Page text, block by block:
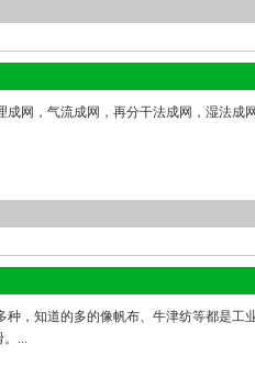
成网，气流成网，再分干法成网，湿法成
种，知道的多的像帆布、牛津纺等都是
。...